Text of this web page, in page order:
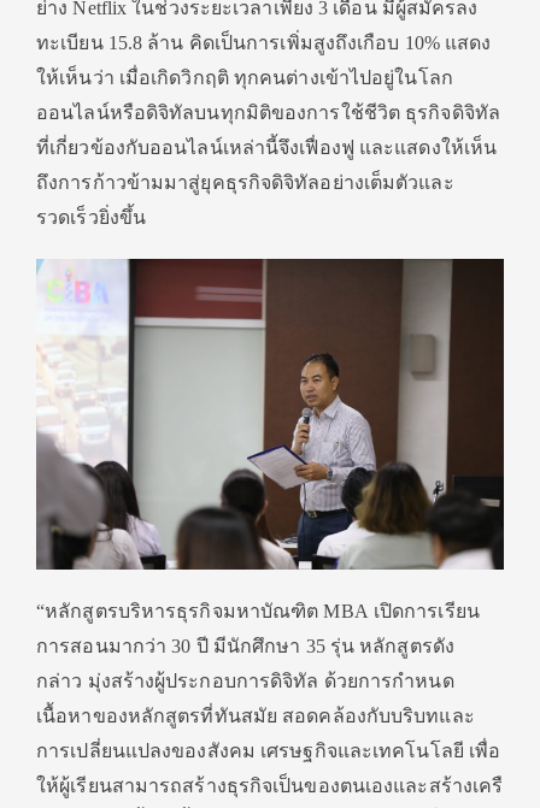
ย่าง Netflixในช่วงระยะเวลาเพียง 3 เดือน มีผู้สมัครลง
ทะเบียน15.8 ล้าน คิดเป็นการเพิ่มสูงถึงเกือบ 10%แสดง
ให้เห็นว่า เมื่อเกิดวิกฤติ ทุกคนต่างเข้าไปอยู่ในโลก
ออนไลน์หรือดิจิทัลบนทุกมิติของการใช้ชีวิต ธุรกิจดิจิทัล
ที่เกี่ยวข้องกับออนไลน์เหล่านี้จึงเฟื่องฟู และแสดงให้เห็น
ถึงการก้าวข้ามมาสู่ยุคธุรกิจดิจิทัลอย่างเต็มตัวและ
รวดเร็วยิ่งขึ้น
“หลักสูตรบริหารธุรกิจมหาบัณฑิตMBAเปิดการเรียน
การสอนมากว่า30 ปี มีนักศึกษา 35รุ่น หลักสูตรดัง
กล่าว มุ่งสร้างผู้ประกอบการดิจิทัล ด้วยการกำหนด
เนื้อหาของหลักสูตรที่ทันสมัย สอดคล้องกับบริบทและ
การเปลี่ยนแปลงของสังคม เศรษฐกิจและเทคโนโลยี เพื่อ
ให้ผู้เรียนสามารถสร้างธุรกิจเป็นของตนเองและสร้างเครื